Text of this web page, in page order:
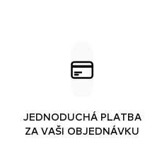
JEDNODUCHÁ PLATBA
ZA VAŠI OBJEDNÁVKU